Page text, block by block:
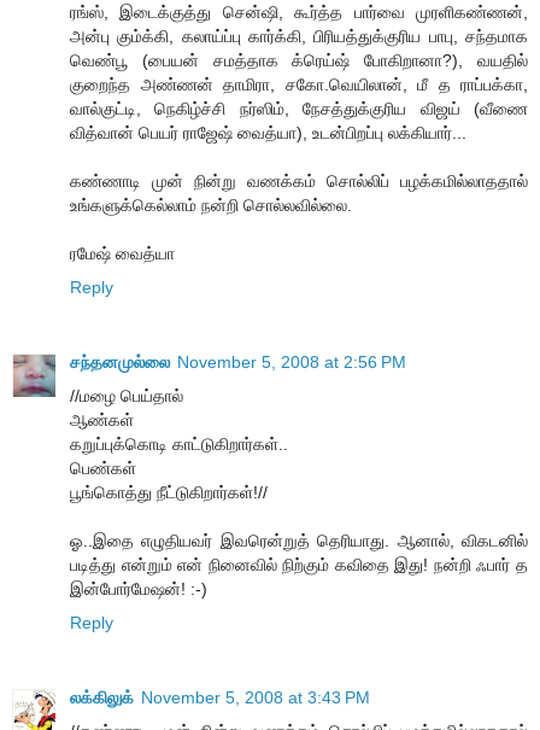
ரங்ஸ், இடைக்குத்து சென்ஷி, கூர்த்த பார்வை முரளிகண்ணன்,
அன்பு கும்க்கி, கலாய்ப்பு கார்க்கி, பிரியத்துக்குரிய பாபு, சந்தமாக
வெண்பூ (பையன் சமத்தாக க்ரெய்ஷ் போகிறானா?), வயதில்
குறைந்த அண்ணன் தாமிரா, சகோ.வெயிலான், மீ த ராப்பக்கா,
வால்குட்டி, நெகிழ்ச்சி நர்ஸிம், நேசத்துக்குரிய விஜய் (வீணை
வித்வான் பெயர் ராஜேஷ் வைத்யா), உடன்பிறப்பு லக்கியார்...
கண்ணாடி முன் நின்று வணக்கம் சொல்லிப் பழக்கமில்லாததால்
உங்களுக்கெல்லாம் நன்றி சொல்லவில்லை.
ரமேஷ் வைத்யா
Reply
சந்தனமுல்லை November 5, 2008 at 2:56 PM
//மழை பெய்தால்
ஆண்கள்
கறுப்புக்கொடி காட்டுகிறார்கள்..
பெண்கள்
பூங்கொத்து நீட்டுகிறார்கள்!//
ஓ..இதை எழுதியவர் இவரென்றுத் தெரியாது. ஆனால், விகடனில்
படித்து என்றும் என் நினைவில் நிற்கும் கவிதை இது! நன்றி ஃபார் த
இன்போர்மேஷன்! :-)
Reply
லக்கிலுக் November 5, 2008 at 3:43 PM